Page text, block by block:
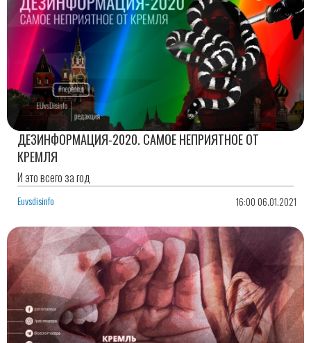
ДЕЗИНФОРМАЦИЯ-2020. САМОЕ НЕПРИЯТНОЕ ОТ
КРЕМЛЯ
И это всего за год
Euvsdisinfo 16:00 06.01.2021